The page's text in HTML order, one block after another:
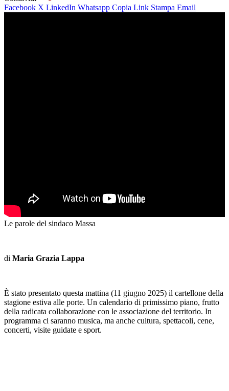
Facebook X LinkedIn Whatsapp Copia Link Stampa Email
Le parole del sindaco Massa
di Maria Grazia Lappa
È stato presentato questa mattina (11 giugno 2025) il cartellone della
stagione estiva alle porte. Un calendario di primissimo piano, frutto
della radicata collaborazione con le associazione del territorio. In
programma ci saranno musica, ma anche cultura, spettacoli, cene,
concerti, visite guidate e sport.